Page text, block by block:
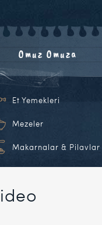
Omuz Omuza
Et Yemekleri
Mezeler
Makarnalar & Pilavlar